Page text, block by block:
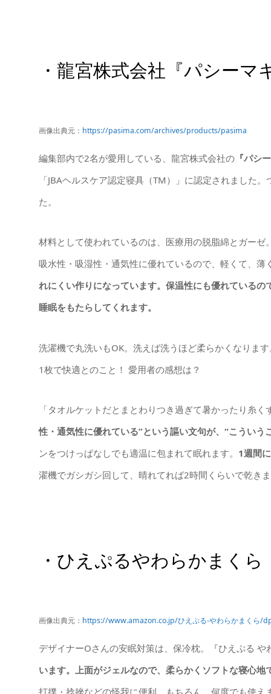
・龍宮株式会社『パシーマ
画像出典元： https://pasima.com/archives/products/pasima
編集部内で2名が愛用している、龍宮株式会社の 『パシ
「JBAヘルスケア認定寝具（TM）」に認定されました
た。
材料として使われているのは、医療用の脱脂綿とガー
吸水性・吸湿性・通気性に優れているので、軽くて、薄
れにくい作りになっています。保温性にも優れている
睡眠をもたらしてくれます。
洗濯機で丸洗いもOK。洗えば洗うほど柔らかくなりま
1枚で快適とのこと！ 愛用者の感想は？
「タオルケットだとまとわりつき過ぎて暑かったり糸
性・通気性に優れている”という謳い文句が、“こうい
ンをつけっぱなしでも適温に包まれて眠れます。 1週間
濯機でガシガシ回して、晴れてれば2時間くらいで乾き
・ひえぷるやわらかまくら
画像出典元： https://www.amazon.co.jp/ひえぷる-やわらかまくら/
デザイナーOさんの安眠対策は、保冷枕。『ひえぷる
います。上面がジェルなので、柔らかくソフトな寝心地
打撲・捻挫などの怪我に便利。もちろん、何度でも使え